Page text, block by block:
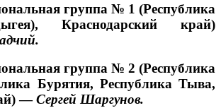
группа № 1 (Республика
Краснодарский край)
группа № 2 (Республика
Бурятия, Республика Тыва,
—Сергей Шаргунов.